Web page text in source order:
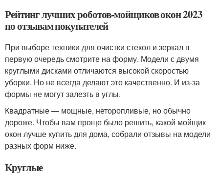
Рейтинг лучших роботов-мойщиков окон 2023
по отзывам покупателей
При выборе техники для очистки стекол и зеркал в
первую очередь смотрите на форму. Модели с двумя
круглыми дисками отличаются высокой скоростью
уборки. Но не всегда делают это качественно. И из-за
формы не могут залезть в углы.
Квадратные — мощные, неторопливые, но обычно
дороже. Чтобы вам проще было решить, какой мойщик
окон лучше купить для дома, собрали отзывы на модели
разных форм ниже.
Круглые